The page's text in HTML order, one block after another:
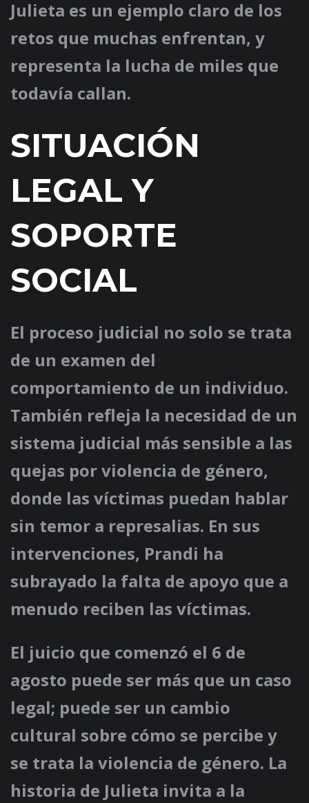
Julieta es un ejemplo claro de los
retos que muchas enfrentan, y
representa la lucha de miles que
todavía callan.
SITUACIÓN
LEGAL Y
SOPORTE
SOCIAL
El proceso judicial no solo se trata
de un examen del
comportamiento de un individuo.
También refleja la necesidad de un
sistema judicial más sensible a las
quejas por violencia de género,
donde las víctimas puedan hablar
sin temor a represalias. En sus
intervenciones, Prandi ha
subrayado la falta de apoyo que a
menudo reciben las víctimas.
El juicio que comenzó el 6 de
agosto puede ser más que un caso
legal; puede ser un cambio
cultural sobre cómo se percibe y
se trata la violencia de género. La
historia de Julieta invita a la